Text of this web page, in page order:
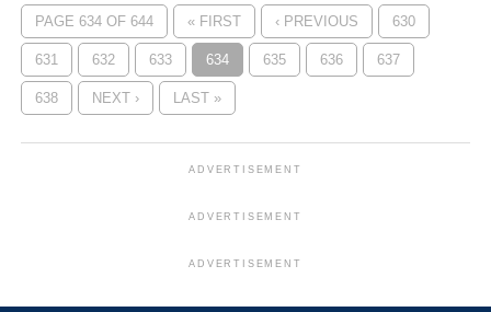
PAGE 634 OF 644 « FIRST ‹ PREVIOUS 630
631 632 633 634 635 636 637
638 NEXT › LAST »
ADVERTISEMENT
ADVERTISEMENT
ADVERTISEMENT